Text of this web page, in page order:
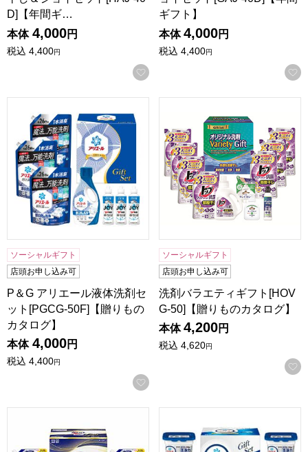
D]【年間ギ…
本体 4,000円
税込 4,400円
お気に入りに登録する
ギフト】
本体 4,000円
税込 4,400円
ソーシャルギフト
店頭お申し込み可
P＆G アリエール液体洗剤セ
ット[PGCG-50F]【贈りもの
カタログ】
本体 4,000円
税込 4,400円
お気に入りに登録する
ソーシャルギフト
店頭お申し込み可
洗剤バラエティギフト[HOV
G-50]【贈りものカタログ】
本体 4,200円
税込 4,620円